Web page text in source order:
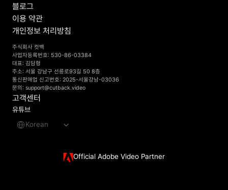
이용 약관
개인정보 처리방침
주식회사 컷백
사업자등록번호: 530-86-03384
대표: 김담형
주소: 서울 강남구 선릉로93길 50 8층
통신판매업 신고번호: 2025-서울강남-03036
문의: support@cutback.video
블로그
고객센터
유튜브
Korean
Official Adobe Video Partner